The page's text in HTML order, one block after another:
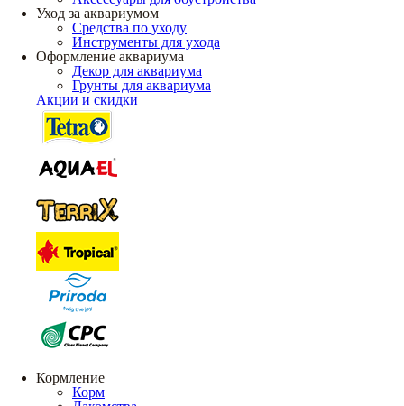
Уход за аквариумом
Средства по уходу
Инструменты для ухода
Оформление аквариума
Декор для аквариума
Грунты для аквариума
Акции и скидки
Кормление
Корм